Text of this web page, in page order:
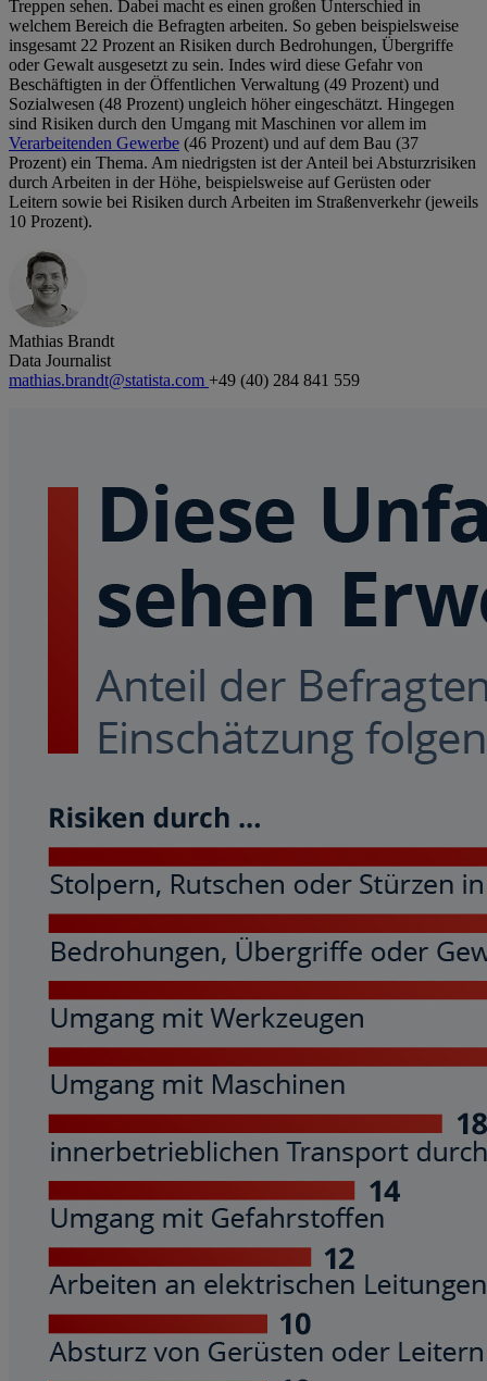
Treppen sehen. Dabei macht es einen großen Unterschied in
welchem Bereich die Befragten arbeiten. So geben beispielsweise
insgesamt 22 Prozent an Risiken durch Bedrohungen, Übergriffe
oder Gewalt ausgesetzt zu sein. Indes wird diese Gefahr von
Beschäftigten in der Öffentlichen Verwaltung (49 Prozent) und
Sozialwesen (48 Prozent) ungleich höher eingeschätzt. Hingegen
sind Risiken durch den Umgang mit Maschinen vor allem im
Verarbeitenden Gewerbe (46 Prozent) und auf dem Bau (37
Prozent) ein Thema. Am niedrigsten ist der Anteil bei Absturzrisiken
durch Arbeiten in der Höhe, beispielsweise auf Gerüsten oder
Leitern sowie bei Risiken durch Arbeiten im Straßenverkehr (jeweils
10 Prozent).
Mathias Brandt
Data Journalist
mathias.brandt@statista.com +49 (40) 284 841 559